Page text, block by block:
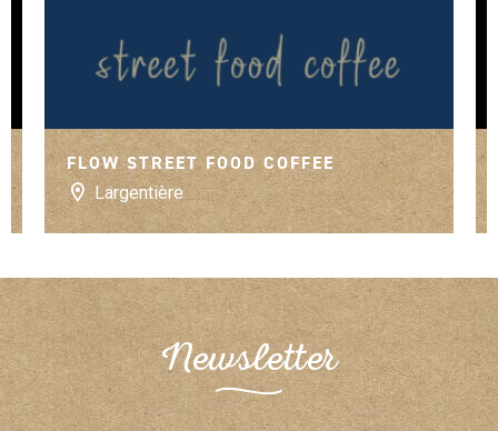
FLOW STREET FOOD COFFEE
Largentière
Newsletter